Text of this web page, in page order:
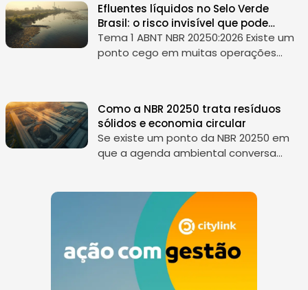
questão de...
Efluentes líquidos no Selo Verde
Brasil: o risco invisível que pode
travar sua operação
Tema 1 ABNT NBR 20250:2026 Existe um
ponto cego em muitas operações
frequência...
Como a NBR 20250 trata resíduos
sólidos e economia circular
Se existe um ponto da NBR 20250 em
que a agenda ambiental conversa
valor e políticas públicas, esse ponto é